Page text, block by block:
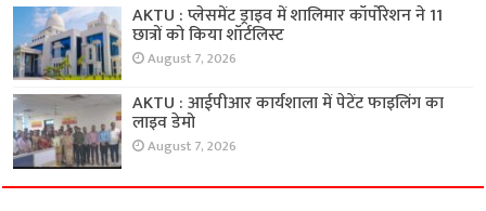
AKTU : प्लेसमेंट ड्राइव में शालिमार कॉर्पोरेशन ने 11
छात्रों को किया शॉर्टलिस्ट
August 7, 2026
AKTU : आईपीआर कार्यशाला में पेटेंट फाइलिंग का
लाइव डेमो
August 7, 2026